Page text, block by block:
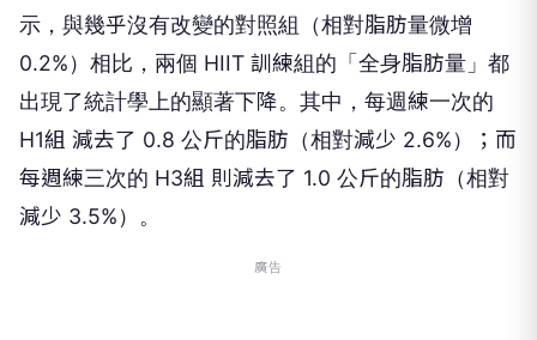
示，與幾乎沒有改變的對照組（相對脂肪量微增
0.2%）相比，兩個 HIIT 訓練組的「全身脂肪量」都
出現了統計學上的顯著下降。其中，每週練一次的
H1組 減去了 0.8 公斤的脂肪（相對減少 2.6%）；而
每週練三次的 H3組 則減去了 1.0 公斤的脂肪（相對
減少 3.5%）。
廣告